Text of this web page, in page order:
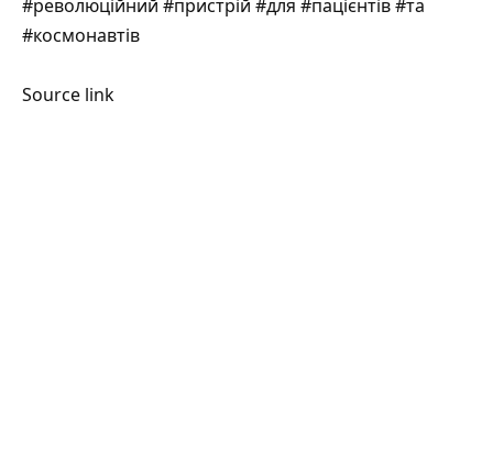
#революційний #пристрій #для #пацієнтів #та
#космонавтів
Source link